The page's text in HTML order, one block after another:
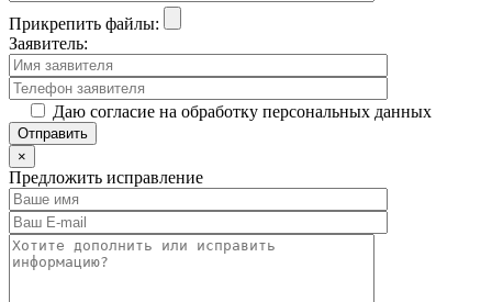
Прикрепить файлы:
Заявитель:
Даю согласие на обработку персональных данных
×
Предложить исправление